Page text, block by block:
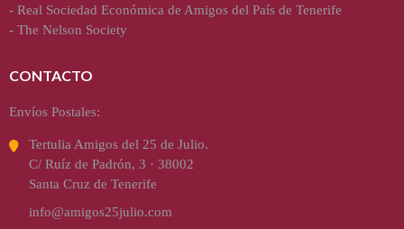
- Real Sociedad Económica de Amigos del País de Tenerife
- The Nelson Society
CONTACTO
Envíos Postales:
Tertulia Amigos del 25 de Julio.
C/ Ruíz de Padrón, 3 · 38002
Santa Cruz de Tenerife
info@amigos25julio.com